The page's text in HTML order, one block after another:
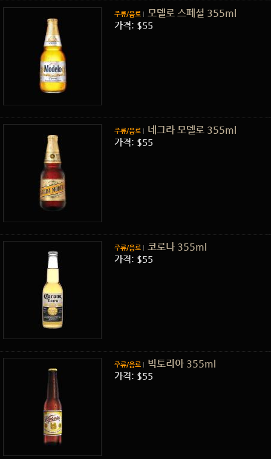
주류/음료 모델로 스페셜 355ml
가격: $55
주류/음료 네그라 모델로 355ml
가격: $55
주류/음료 코로나 355ml
가격: $55
주류/음료 빅토리아 355ml
가격: $55